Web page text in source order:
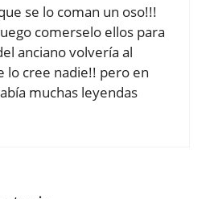
se lo coman un oso!!!
comerselo ellos para
anciano volvería al
lo cree nadie!! pero en
muchas leyendas